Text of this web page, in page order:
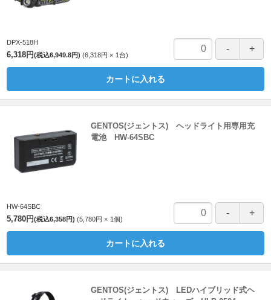
DPX-518H
6,318円(税込6,949.8円) 6,318円 1 台
カートに入れる
GENTOS(ジェントス) ヘッドライト用専用充
電池 HW-64SBC
HW-64SBC
5,780円(税込6,358円) 5,780円 1個
カートに入れる
GENTOS(ジェントス) LEDハイブリッド式ヘ